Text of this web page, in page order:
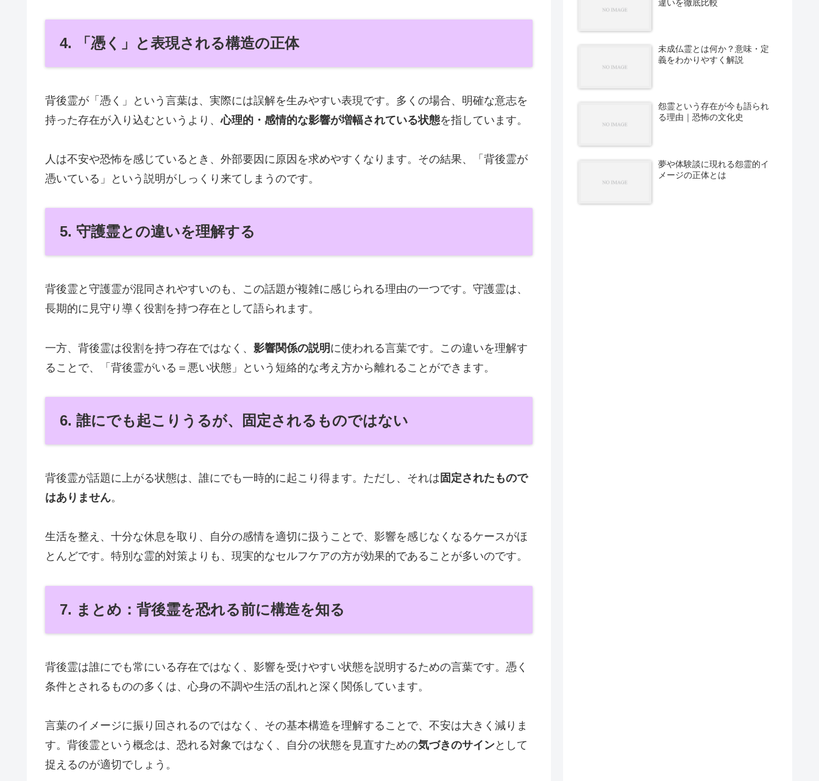
4. 「憑く」と表現される構造の正体
背後霊が「憑く」という言葉は、実際には誤解を生みやすい表現です。多くの場合、明確な意志を
持った存在が入り込むというより、心理的・感情的な影響が増幅されている状態を指しています。
人は不安や恐怖を感じているとき、外部要因に原因を求めやすくなります。その結果、「背後霊が
憑いている」という説明がしっくり来てしまうのです。
5. 守護霊との違いを理解する
背後霊と守護霊が混同されやすいのも、この話題が複雑に感じられる理由の一つです。守護霊は、
長期的に見守り導く役割を持つ存在として語られます。
一方、背後霊は役割を持つ存在ではなく、 影響関係の説明 に使われる言葉です。この違いを理解す
ることで、「背後霊がいる＝悪い状態」という短絡的な考え方から離れることができます。
6. 誰にでも起こりうるが、固定されるものではない
背後霊が話題に上がる状態は、誰にでも一時的に起こり得ます。ただし、それは 固定されたもので
はありません。
生活を整え、十分な休息を取り、自分の感情を適切に扱うことで、影響を感じなくなるケースがほ
とんどです。特別な霊的対策よりも、現実的なセルフケアの方が効果的であることが多いのです。
7. まとめ：背後霊を恐れる前に構造を知る
背後霊は誰にでも常にいる存在ではなく、影響を受けやすい状態を説明するための言葉です。憑く
条件とされるものの多くは、心身の不調や生活の乱れと深く関係しています。
言葉のイメージに振り回されるのではなく、その基本構造を理解することで、不安は大きく減りま
す。背後霊という概念は、恐れる対象ではなく、自分の状態を見直すための気づきのサインとして
捉えるのが適切でしょう。
違いを徹底比較
未成仏霊とは何か？意味・定
義をわかりやすく解説
怨霊という存在が今も語られ
る理由｜恐怖の文化史
夢や体験談に現れる怨霊的イ
メージの正体とは